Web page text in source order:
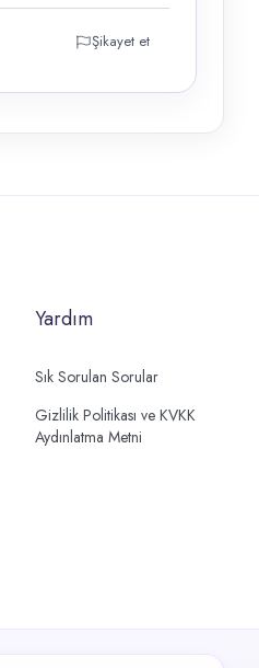
Şikayet et
Yardım
Sık Sorulan Sorular
Gizlilik Politikası ve KVKK
Aydınlatma Metni